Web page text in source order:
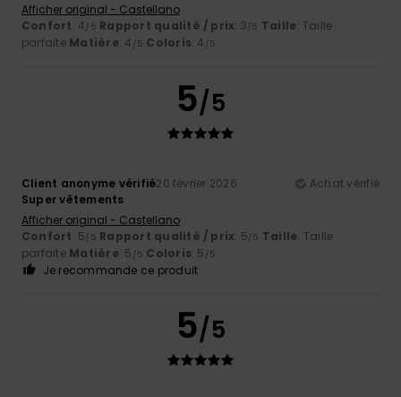
Afficher original - Castellano
Confort: 4/5 Rapport qualité / prix: 3/5 Taille: Taille
parfaite Matière: 4 /5 Coloris: 4 /5
5/5
Client anonyme vérifié20 février 2026
Achat vérifié
Super vêtements
Afficher original - Castellano
Confort: 5/5 Rapport qualité / prix: 5/5 Taille: Taille
parfaite Matière: 5 /5 Coloris: 5 /5
Je recommande ce produit
5/5